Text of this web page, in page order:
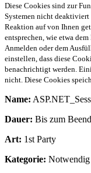
Diese Cookies sind zur
Systemen nicht deaktiviert
Reaktion auf von Ihnen
entsprechen, wie etwa
Anmelden oder dem
einstellen, dass diese
benachrichtigt werden.
nicht. Diese Cookies
Name:
Dauer: Bis zum
Art: 1st Party
Kategorie: Notwendig